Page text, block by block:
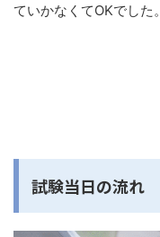
ていかなくてOKでした。
試験当日の流れ